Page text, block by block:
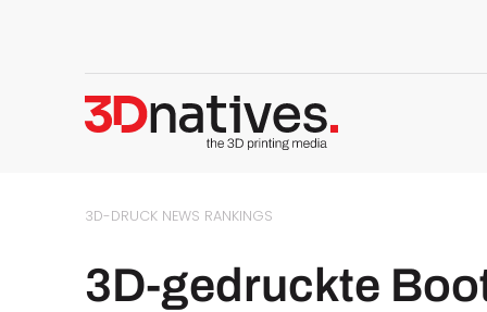
3D-DRUCK NEWS RANKINGS
3D-gedruckte